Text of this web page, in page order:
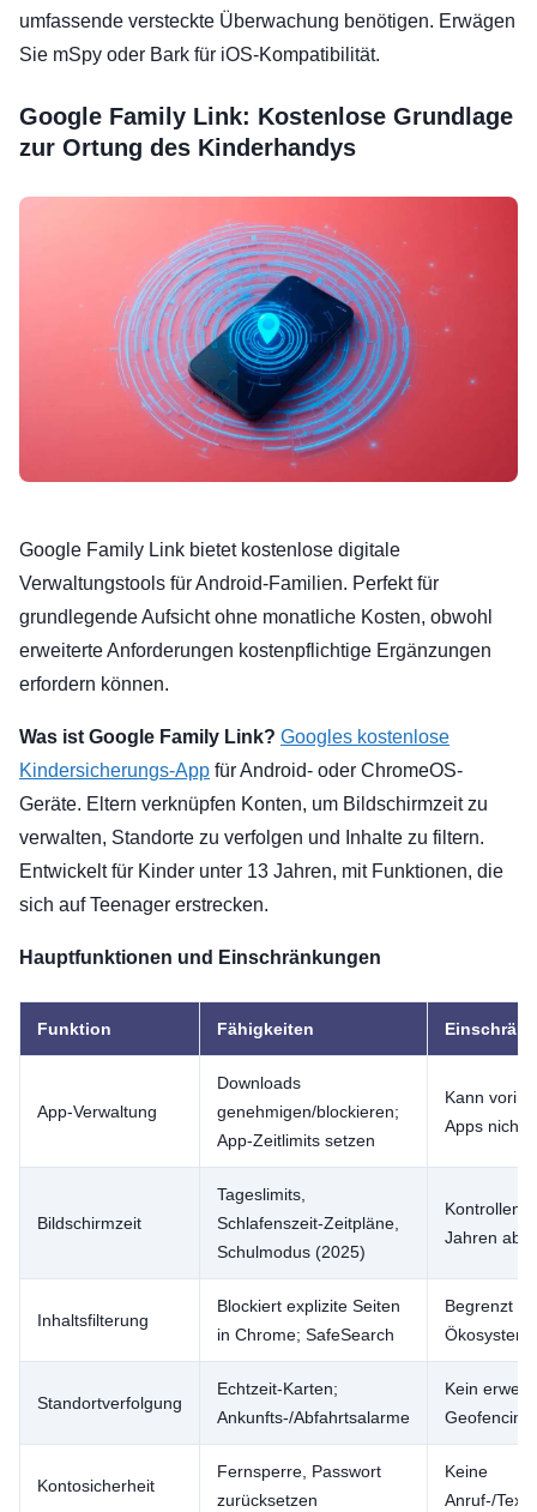
umfassende versteckte Überwachung benötigen. Erwägen
Sie mSpy oder Bark für iOS-Kompatibilität.
Google Family Link: Kostenlose Grundlage
zur Ortung des Kinderhandys
Google Family Link bietet kostenlose digitale
Verwaltungstools für Android-Familien. Perfekt für
grundlegende Aufsicht ohne monatliche Kosten, obwohl
erweiterte Anforderungen kostenpflichtige Ergänzungen
erfordern können.
Was ist Google Family Link? Googles kostenlose
Kindersicherungs-App für Android- oder ChromeOS-
Geräte. Eltern verknüpfen Konten, um Bildschirmzeit zu
verwalten, Standorte zu verfolgen und Inhalte zu filtern.
Entwickelt für Kinder unter 13 Jahren, mit Funktionen, die
sich auf Teenager erstrecken.
Hauptfunktionen und Einschränkungen
Funktion Fähigkeiten
App-Verwaltung
Downloads
genehmigen/blockieren;
App-Zeitlimits setzen
Kann
Apps nicht
Bildschirmzeit
Tageslimits,
Schlafenszeit-Zeitpläne,
Schulmodus (2025)
Kontrollen
Jahren ab
Inhaltsfilterung
Blockiert explizite Seiten
in Chrome; SafeSearch
Begrenzt
Ökosystem
Standortverfolgung
Echtzeit-Karten;
Ankunfts-/Abfahrtsalarme
Kein
Geofencing
Kontosicherheit
Fernsperre, Passwort
zurücksetzen
Keine
Anruf-/